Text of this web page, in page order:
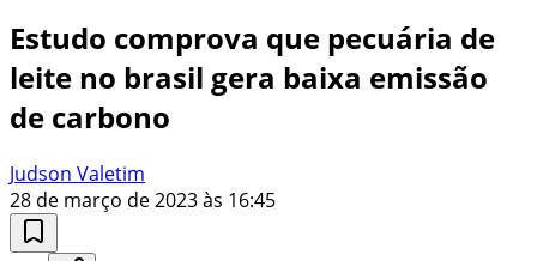
Estudo comprova que pecuária de
leite no brasil gera baixa emissão
de carbono
Judson Valetim
28 de março de 2023 às 16:45